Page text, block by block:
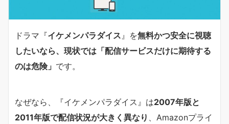
ドラマ『イケメンパラダイス 』を無料かつ安全に視聴
したいなら、現状では「配信サービスだけに期待する
のは危険」 です。
なぜなら、『イケメンパラダイス』は2007年版と
2011年版で配信状況が大きく異なり
、Amazonプライ